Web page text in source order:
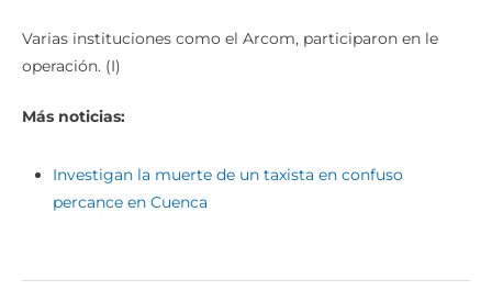
Varias instituciones como el Arcom, participaron en le
operación. (I)
Más noticias:
Investigan la muerte de un taxista en confuso
percance en Cuenca